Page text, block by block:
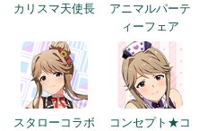
カリスマ天使長
アニマルパーテ
ィーフェア
スタローコラボ
コンセプト★コ